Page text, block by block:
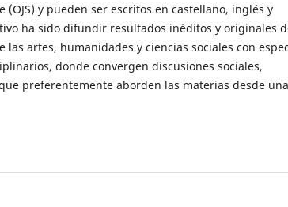
(OJS) y pueden ser escritos en castellano, inglés y
ha sido difundir resultados inéditos y originales
las artes, humanidades y ciencias sociales con
donde convergen discusiones sociales,
preferentemente aborden las materias desde una